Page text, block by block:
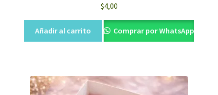
$4,00
Añadir al carrito Comprar por WhatsApp